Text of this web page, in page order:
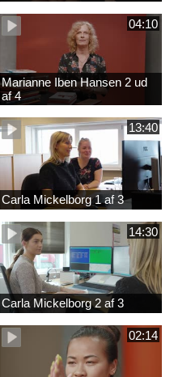
04:10
Marianne Iben Hansen 2 ud
af 4
13:40
Carla Mickelborg 1 af 3
14:30
Carla Mickelborg 2 af 3
02:14